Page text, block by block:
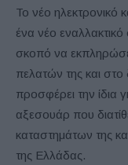
Το νέο ηλεκτρονικό
ένα νέο
σκοπό να εκπληρώσει
πελατών της και
προσφέρει την ίδια
αξεσουάρ που
καταστημάτων της
της Ελλάδας.